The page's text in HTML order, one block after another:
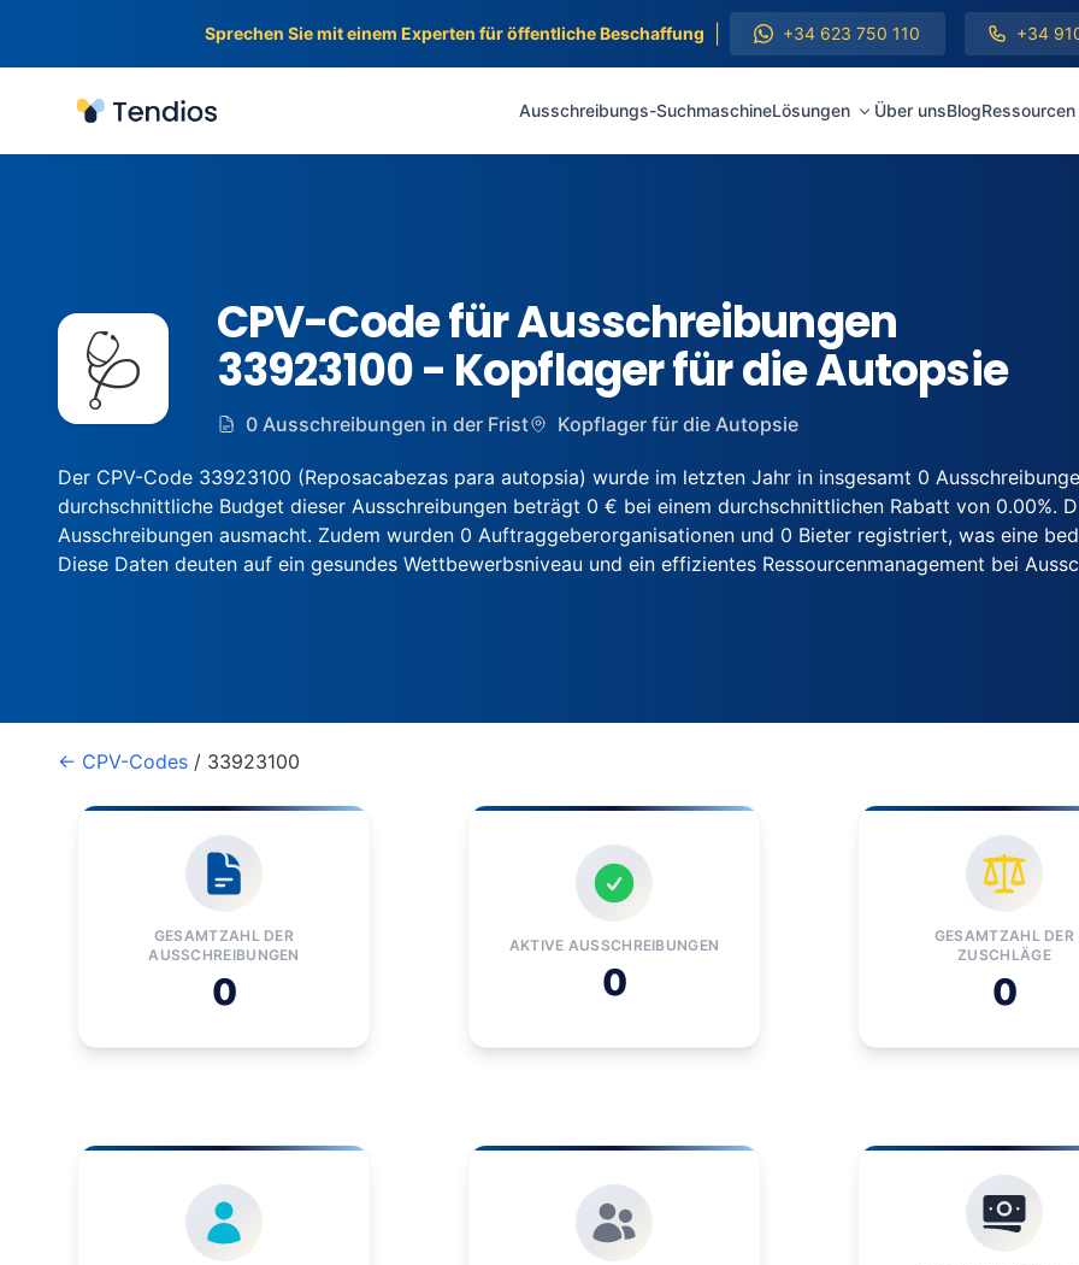
Sprechen Sie mit einem Experten für öffentliche Beschaffung +34 623 750 110 +34
Tendios Ausschreibungs-SuchmaschineLösungen Über unsBlogRessourcen
🩺
CPV-Code für Ausschreibungen
33923100 - Kopflager für die Autopsie
0 Ausschreibungen in der Frist Kopflager für die Autopsie
Der CPV-Code 33923100 (Reposacabezas para autopsia) wurde im letzten Jahr in insgesamt 0
durchschnittliche Budget dieser Ausschreibungen beträgt 0 € bei einem durchschnittlichen Rabatt von 0.00%.
Ausschreibungen ausmacht. Zudem wurden 0 Auftraggeberorganisationen und 0 Bieter registriert, was eine
Diese Daten deuten auf ein gesundes Wettbewerbsniveau und ein effizientes Ressourcenmanagement bei
← CPV-Codes / 33923100
GESAMTZAHL DER
AUSSCHREIBUNGEN
0
AKTIVE AUSSCHREIBUNGEN
0
GESAMTZAHL DER
ZUSCHLÄGE
0